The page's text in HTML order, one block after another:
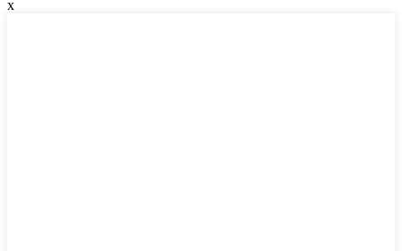
x